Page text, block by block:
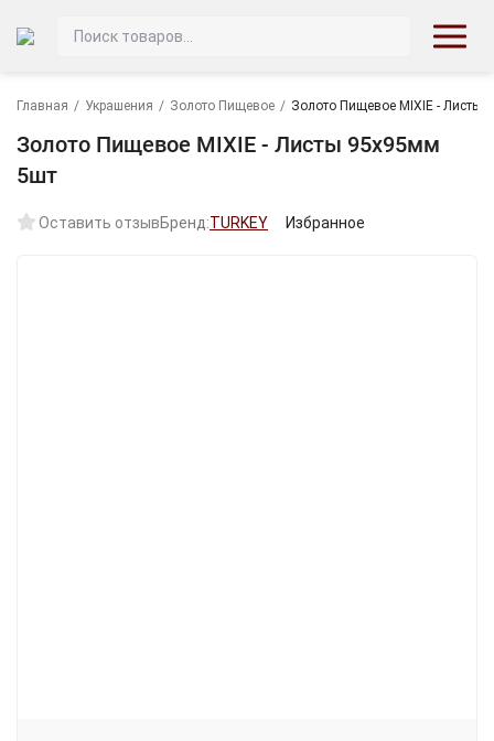
Главная / Украшения / Золото Пищевое / Золото Пищевое MIXIE - Листы
Золото Пищевое MIXIE - Листы 95х95мм
5шт
Оставить отзывБренд:TURKEY Избранное